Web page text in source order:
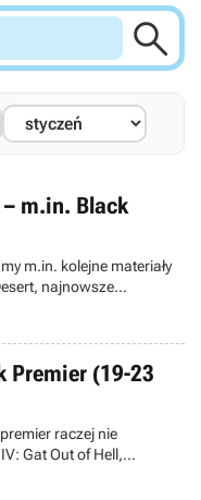

m.in. Black
m.in. kolejne materiały
najnowsze
towarzyszące
Premier (19-23
raczej nie
Gat Out of Hell,